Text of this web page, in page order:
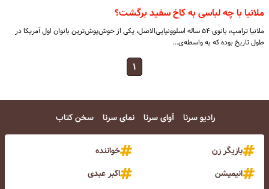
ملانیا با چه لباسی به کاخ سفید برگشت؟
ملانیا ترامپ، بانوی ۵۴ ساله اسلوونیایی‌الاصل، یکی از خوش‌پوش‌ترین بانوان اول آمریکا در
طول تاریخ بوده که به واسطه‌ی…
۱
رادیو سرنا آوای سرنا نمای سرنا سخن کتاب
بازیگر زن
خواننده
انیمیشن
اکبر عبدی